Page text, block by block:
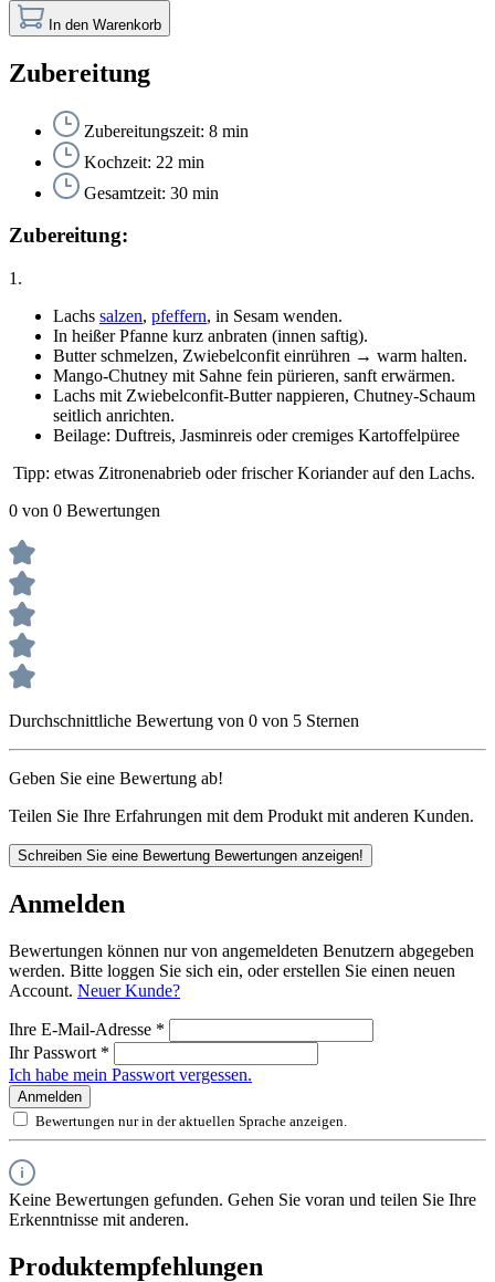
In den Warenkorb
Zubereitung
Zubereitungszeit: 8 min
Kochzeit: 22 min
Gesamtzeit: 30 min
Zubereitung:
1.
Lachs salzen, pfeffern, in Sesam wenden.
In heißer Pfanne kurz anbraten (innen saftig).
Butter schmelzen, Zwiebelconfit einrühren → warm halten.
Mango-Chutney mit Sahne fein pürieren, sanft erwärmen.
Lachs mit Zwiebelconfit-Butter nappieren, Chutney-Schaum
seitlich anrichten.
Beilage: Duftreis, Jasminreis oder cremiges Kartoffelpüree
Tipp: etwas Zitronenabrieb oder frischer Koriander auf den Lachs.
0 von 0 Bewertungen
Durchschnittliche Bewertung von 0 von 5 Sternen
Geben Sie eine Bewertung ab!
Teilen Sie Ihre Erfahrungen mit dem Produkt mit anderen Kunden.
Schreiben Sie eine Bewertung Bewertungen anzeigen!
Anmelden
Bewertungen können nur von angemeldeten Benutzern abgegeben
werden. Bitte loggen Sie sich ein, oder erstellen Sie einen neuen
Account. Neuer Kunde?
Ihre E-Mail-Adresse *
Ihr Passwort *
Ich habe mein Passwort vergessen.
Anmelden
Bewertungen nur in der aktuellen Sprache anzeigen.
Keine Bewertungen gefunden. Gehen Sie voran und teilen Sie Ihre
Erkenntnisse mit anderen.
Produktempfehlungen